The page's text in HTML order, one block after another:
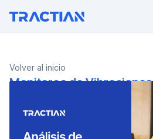
Volver al inicio
Monitoreo de Vibraciones